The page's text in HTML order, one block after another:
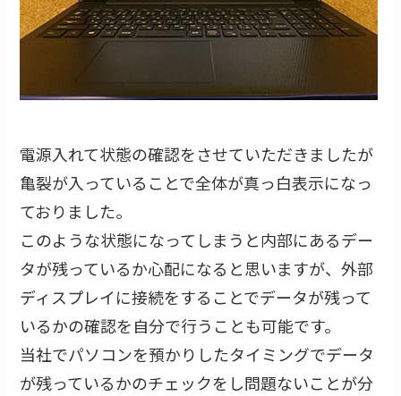
電源入れて状態の確認をさせていただきましたが
亀裂が入っていることで全体が真っ白表示になっ
ておりました。
このような状態になってしまうと内部にあるデー
タが残っているか心配になると思いますが、外部
ディスプレイに接続をすることでデータが残って
いるかの確認を自分で行うことも可能です。
当社でパソコンを預かりしたタイミングでデータ
が残っているかのチェックをし問題ないことが分